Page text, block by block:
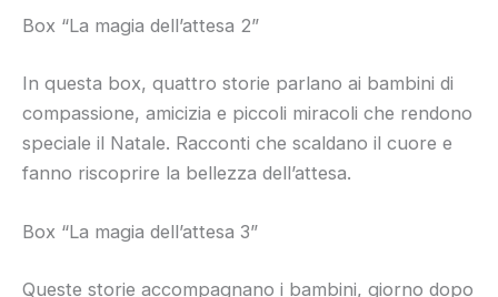
Box “La magia dell’attesa 2”
In questa box, quattro storie parlano ai bambini di
compassione, amicizia e piccoli miracoli che rendono
speciale il Natale. Racconti che scaldano il cuore e
fanno riscoprire la bellezza dell’attesa.
Box “La magia dell’attesa 3”
Queste storie accompagnano i bambini, giorno dopo